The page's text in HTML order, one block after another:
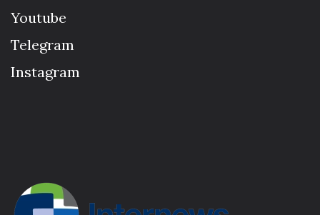
Youtube
Telegram
Instagram